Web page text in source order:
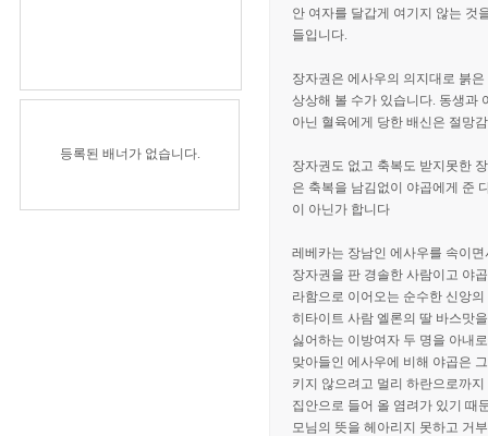
등록된 배너가 없습니다.
안 여자를 달갑게 여기지 않는 것
들입니다.
장자권은 에사우의 의지대로 붉
상상해 볼 수가 있습니다. 동생과
아닌 혈육에게 당한 배신은 절망
장자권도 없고 축복도 받지못한
은 축복을 남김없이 야곱에게 준
이 아닌가 합니다
레베카는 장남인 에사우를 속이
장자권을 판 경솔한 사람이고 야
라함으로 이어오는 순수한 신앙
히타이트 사람 엘론의 딸 바스맛
싫어하는 이방여자 두 명을 아내
맞아들인 에사우에 비해 야곱은
키지 않으려고 멀리 하란으로까
집안으로 들어 올 염려가 있기 때
모님의 뜻을 헤아리지 못하고 거